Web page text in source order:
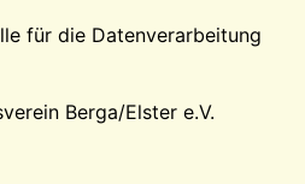
für die Datenverarbeitung
Berga/Elster e.V.